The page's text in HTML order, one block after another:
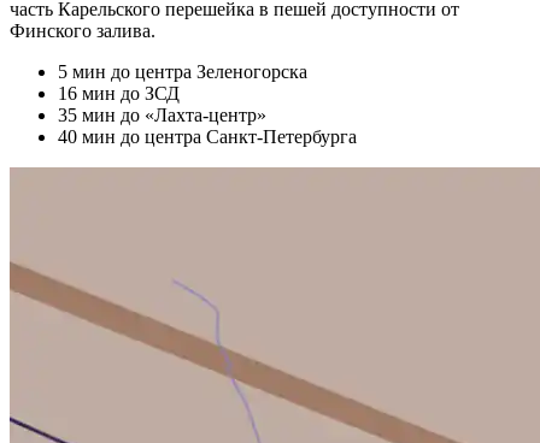
часть Карельского перешейка в пешей доступности от
Финского залива.
5 мин до центра Зеленогорска
16 мин до ЗСД
35 мин до «Лахта-центр»
40 мин до центра Санкт-Петербурга